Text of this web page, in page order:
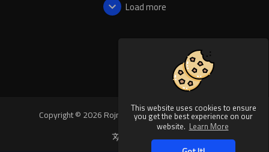
This website uses cookies to ensure
you get the best experience on our
website. Learn More
Load more
Copyright © 2026 Rojnews Video. All rights reserved.
Language